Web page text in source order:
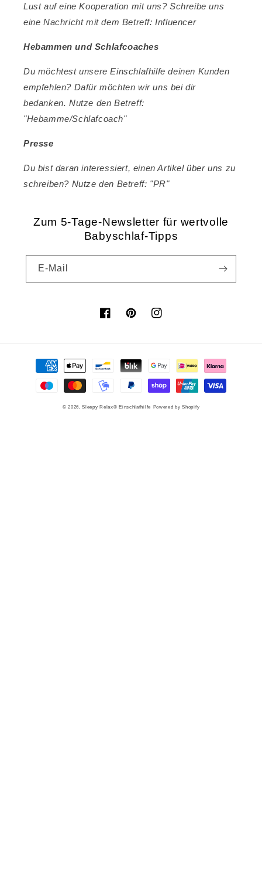
Lust auf eine Kooperation mit uns? Schreibe uns
eine Nachricht mit dem Betreff: Influencer
Hebammen und Schlafcoaches
Du möchtest unsere Einschlafhilfe deinen Kunden
empfehlen? Dafür möchten wir uns bei dir
bedanken. Nutze den Betreff:
"Hebamme/Schlafcoach"
Presse
Du bist daran interessiert, einen Artikel über uns zu
schreiben? Nutze den Betreff: "PR"
Zum 5-Tage-Newsletter für wertvolle
Babyschlaf-Tipps
E-Mail
FacebookPinterestInstagram
Zahlungsmethoden
© 2026,Sleepy Relax® Einschlafhilfe Powered by Shopify